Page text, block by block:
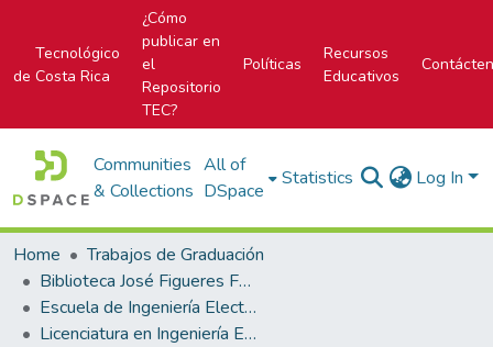
Tecnológico
de Costa Rica
¿Cómo
publicar en
el
Repositorio
TEC?
Políticas
Recursos
Educativos
Communities
& Collections
All of
DSpace
Statistics Log In
Home
Trabajos de Graduación
Biblioteca José Figueres Ferrer
Escuela de Ingeniería Electrónica
Licenciatura en Ingeniería Electrónica